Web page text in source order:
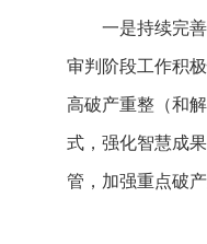
一是持续完
审判阶段工作积
高破产重整（和
式，强化智慧成
管，加强重点破